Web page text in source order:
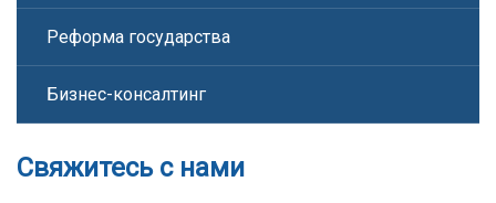
Реформа государства
Бизнес-консалтинг
Свяжитесь с нами